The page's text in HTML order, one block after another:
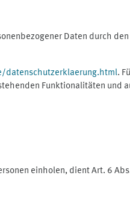
Daten durch
datenschutzerklaerung.html.
Funktionalitäten und
einholen, dient Art. 6